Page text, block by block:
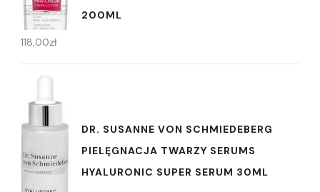
200ML
118,00zł
DR. SUSANNE VON SCHMIEDEBERG
PIELĘGNACJA TWARZY SERUMS
HYALURONIC SUPER SERUM 30ML